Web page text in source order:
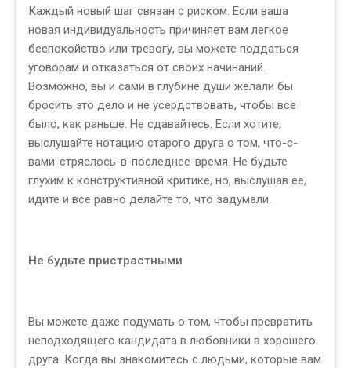
Каждый новый шаг связан с риском. Если ваша
новая индивидуальность причиняет вам легкое
беспокойство или тревогу, вы можете поддаться
уговорам и отказаться от своих начинаний.
Возможно, вы и сами в глубине души желали бы
бросить это дело и не усердствовать, чтобы все
было, как раньше. Не сдавайтесь. Если хотите,
выслушайте нотацию старого друга о том, что-с-
вами-стряслось-в-последнее-время. Не будьте
глухим к конструктивной критике, но, выслушав ее,
идите и все равно делайте то, что задумали.
Не будьте пристрастными
Вы можете даже подумать о том, чтобы превратить
неподходящего кандидата в любовники в хорошего
друга. Когда вы знакомитесь с людьми, которые вам